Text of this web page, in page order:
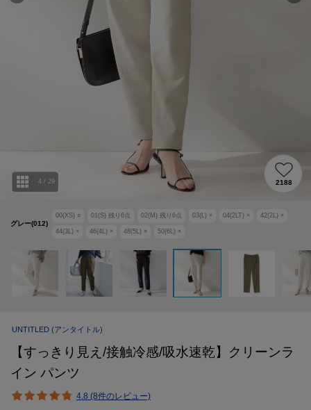
グレー(012)
00(XS) ○ 01(S) 残り 6点 02(M) 残り 6点 03(L) × 04(2LT) × 42(2L) ×
44(3L) × 46(4L) × 48(5L) × 50(6L) ×
4 / 29 2188
UNTITLED (アンタイトル)
【すっきり見え/接触冷感/吸水速乾】クリーンラ
イン パンツ
4.8 (8件のレビュー)